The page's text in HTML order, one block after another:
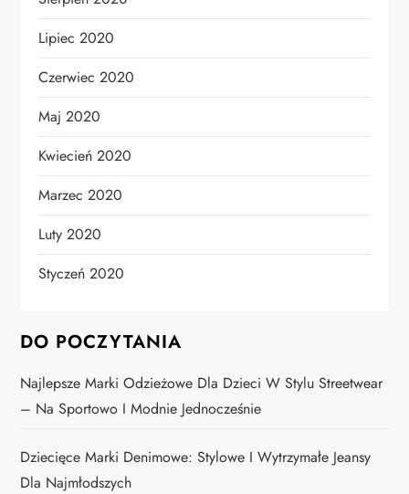
Lipiec 2020
Czerwiec 2020
Maj 2020
Kwiecień 2020
Marzec 2020
Luty 2020
Styczeń 2020
DO POCZYTANIA
Najlepsze Marki Odzieżowe Dla Dzieci W Stylu Streetwear
– Na Sportowo I Modnie Jednocześnie
Dziecięce Marki Denimowe: Stylowe I Wytrzymałe Jeansy
Dla Najmłodszych